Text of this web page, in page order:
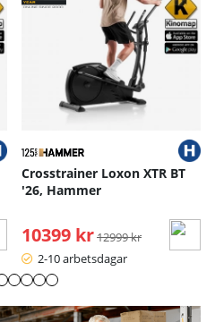
Crosstrainer Loxon XTR BT
'26, Hammer
10399 kr Ordinarie pris:
12999 kr
2-10 arbetsdagar